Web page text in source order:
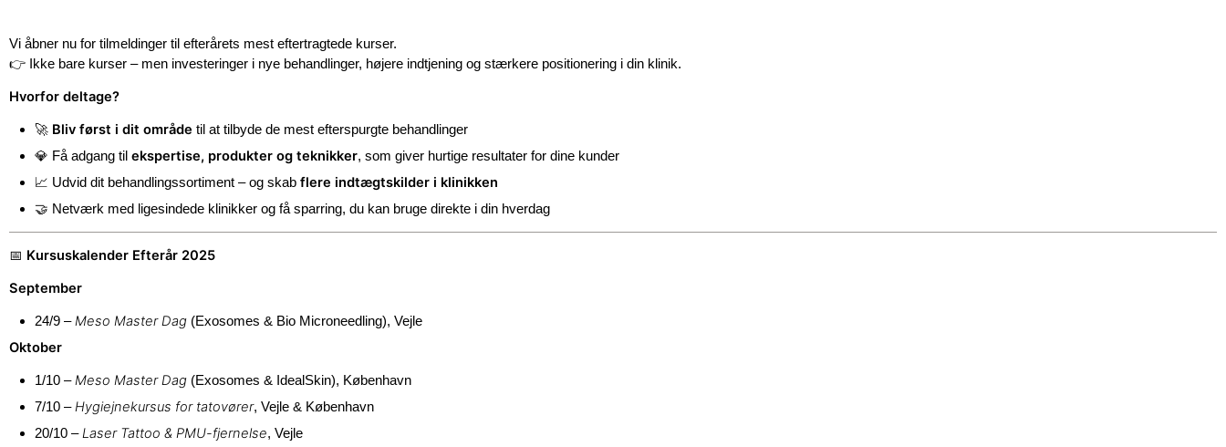
Vi åbner nu for tilmeldinger til efterårets mest eftertragtede kurser.
👉 Ikke bare kurser – men investeringer i nye behandlinger, højere indtjening og stærkere positionering i din klinik.
Hvorfor deltage?
🚀 Bliv først i dit område til at tilbyde de mest efterspurgte behandlinger
💎 Få adgang til ekspertise, produkter og teknikker, som giver hurtige resultater for dine kunder
📈 Udvid dit behandlingssortiment – og skab flere indtægtskilder i klinikken
🤝 Netværk med ligesindede klinikker og få sparring, du kan bruge direkte i din hverdag
📅 Kursuskalender Efterår 2025
September
24/9 –Meso Master Dag (Exosomes & Bio Microneedling), Vejle
Oktober
1/10 –Meso Master Dag (Exosomes & IdealSkin), København
7/10 –Hygiejnekursus for tatovører, Vejle & København
20/10 –Laser Tattoo & PMU-fjernelse, Vejle